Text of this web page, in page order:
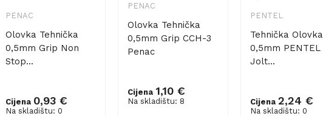
PENAC
Olovka Tehnička
0,5mm Grip Non
Stop...
Cijena 0,93 €
Na skladištu: 0
PENAC
Olovka Tehnička
0,5mm Grip CCH-3
Penac
Cijena 1,10 €
Na skladištu: 8
Dodaj u košaricu
PENTEL
Tehnička Olovka
0,5mm PENTEL
Jolt...
Cijena 2,24 €
Na skladištu: 0